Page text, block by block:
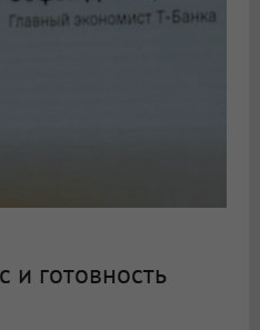
и готовность